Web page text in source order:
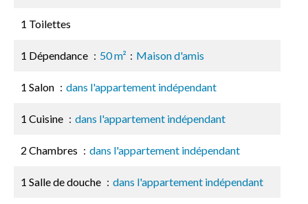
1 Toilettes
1 Dépendance 50 m² Maison d'amis
1 Salon dans l'appartement indépendant
1 Cuisine dans l'appartement indépendant
2 Chambres dans l'appartement indépendant
1 Salle de douche dans l'appartement indépendant